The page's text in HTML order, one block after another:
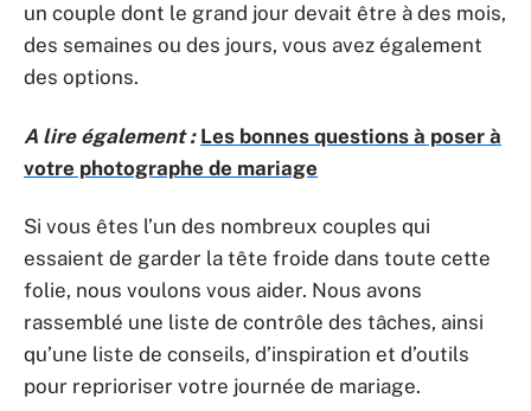
un couple dont le grand jour devait être à des mois,
des semaines ou des jours, vous avez également
des options.
A lire également : Les bonnes questions à poser à
votre photographe de mariage
Si vous êtes l’un des nombreux couples qui
essaient de garder la tête froide dans toute cette
folie, nous voulons vous aider. Nous avons
rassemblé une liste de contrôle des tâches, ainsi
qu’une liste de conseils, d’inspiration et d’outils
pour reprioriser votre journée de mariage.